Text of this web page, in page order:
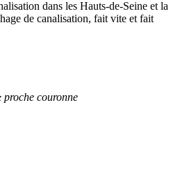
dans les Hauts-de-Seine et la
de canalisation, fait vite et fait
proche couronne